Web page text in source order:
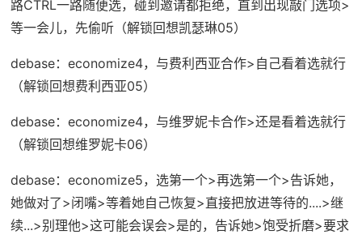
路CTRL一路随便选，碰到邀请都拒绝，直到出现敲门选项>
等一会儿，先偷听（解锁回想凯瑟琳05）
debase：economize4，与费利西亚合作>自己看着选就行
（解锁回想费利西亚05）
debase：economize4，与维罗妮卡合作>还是看着选就行
（解锁回想维罗妮卡06）
debase：economize5，选第一个>再选第一个>告诉她，
她做对了>闭嘴>等着她自己恢复>直接把放进等待的....>继
续...>别理他>这可能会误会>是的，告诉她>饱受折磨>要求